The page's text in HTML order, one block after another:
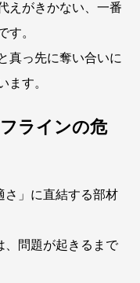
えがきかない、一番
す。
真っ先に奪い合いに
ます。
ラインの危
さ」に直結する部材
、問題が起きるまで